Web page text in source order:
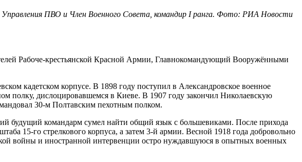
Управления ПВО и Член Военного Совета, командир I ранга. Фото: РИА Новости
Рабоче-крестьянской Красной Армии, Главнокомандующий Вооружёнными
кадетском корпусе. В 1898 году поступил в Александровское военное
полку, дислоцировавшемся в Киеве. В 1907 году закончил Николаевскую
30-м Полтавским пехотным полком.
будущий командарм сумел найти общий язык с большевиками. После прихода
15-го стрелкового корпуса, а затем 3-й армии. Весной 1918 года добровольно
войны и иностранной интервенции остро нуждавшуюся в опытных военных